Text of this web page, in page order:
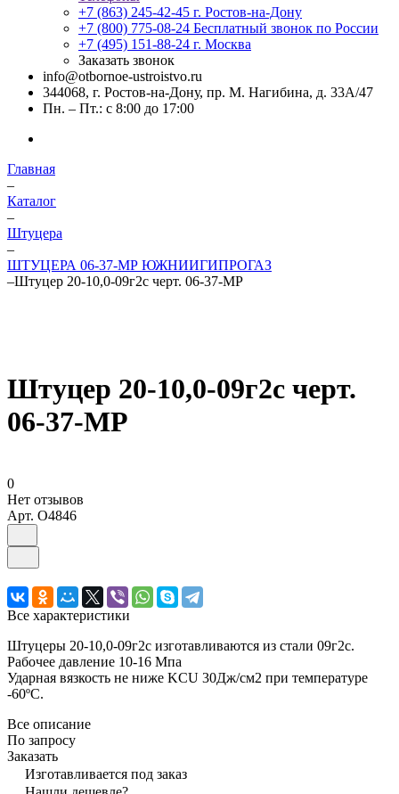
+7 (863) 245-42-45 г. Ростов-на-Дону
+7 (800) 775-08-24 Бесплатный звонок по России
+7 (495) 151-88-24 г. Москва
Заказать звонок
info@otbornoe-ustroistvo.ru
344068, г. Ростов-на-Дону, пр. М. Нагибина, д. 33А/47
Пн. – Пт.: с 8:00 до 17:00
Главная
–
Каталог
–
Штуцера
–
ШТУЦЕРА 06-37-МР ЮЖНИИГИПРОГАЗ
–Штуцер 20-10,0-09г2с черт. 06-37-МР
Штуцер 20-10,0-09г2с черт.
06-37-МР
0
Нет отзывов
Арт. O4846
Все характеристики
Штуцеры 20-10,0-09г2с изготавливаются из стали 09г2с.
Рабочее давление 10-16 Мпа
Ударная вязкость не ниже KCU 30Дж/см2 при температуре
-60ºС.
Все описание
По запросу
Заказать
Изготавливается под заказ